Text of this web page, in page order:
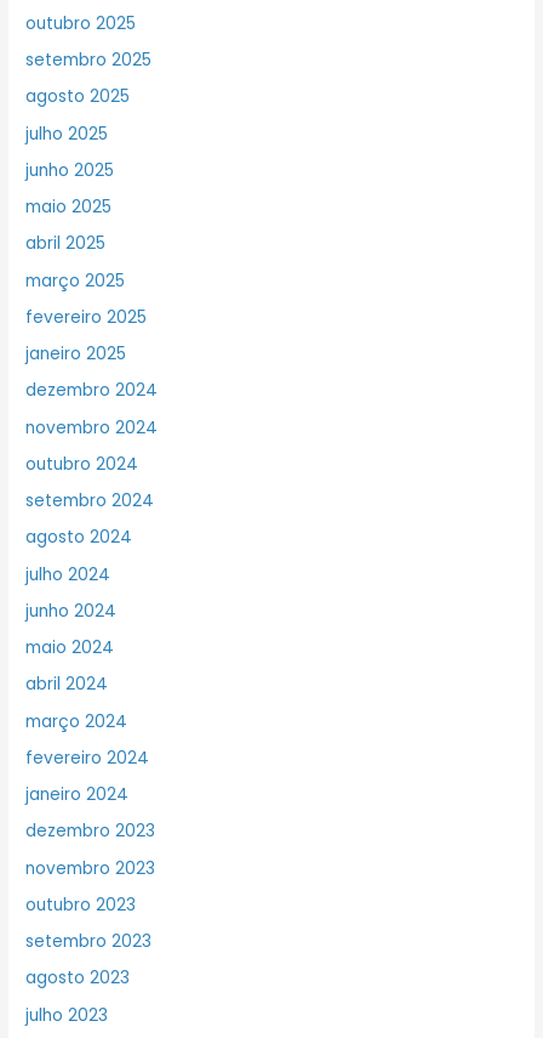
outubro 2025
setembro 2025
agosto 2025
julho 2025
junho 2025
maio 2025
abril 2025
março 2025
fevereiro 2025
janeiro 2025
dezembro 2024
novembro 2024
outubro 2024
setembro 2024
agosto 2024
julho 2024
junho 2024
maio 2024
abril 2024
março 2024
fevereiro 2024
janeiro 2024
dezembro 2023
novembro 2023
outubro 2023
setembro 2023
agosto 2023
julho 2023